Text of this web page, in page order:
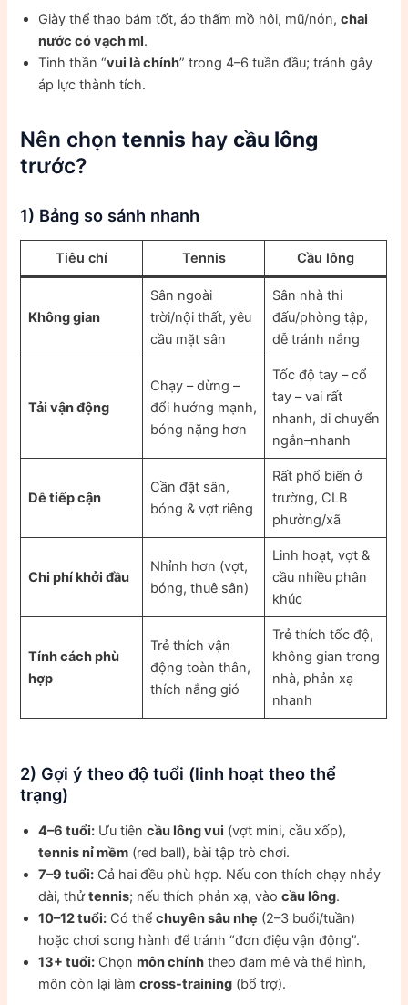
Giày thể thao bám tốt, áo thấm mồ hôi, mũ/nón,chai
nước có vạch ml.
Tinh thần “vui là chính” trong 4–6 tuần đầu; tránh gây
áp lực thành tích.
Nên chọntennis hay cầu lông
trước?
1) Bảng so sánh nhanh
Tiêu chí Tennis Cầu lông
Không gian
Sân ngoài
trời/nội thất, yêu
cầu mặt sân
Sân nhà thi
đấu/phòng tập,
dễ tránh nắng
Tải vận động
Chạy – dừng –
đổi hướng mạnh,
bóng nặng hơn
Tốc độ tay – cổ
tay – vai rất
nhanh, di chuyển
ngắn–nhanh
Dễ tiếp cận
Cần đặt sân,
bóng & vợt riêng
Rất phổ biến ở
trường, CLB
phường/xã
Chi phí khởi đầu
Nhỉnh hơn (vợt,
bóng, thuê sân)
Linh hoạt, vợt &
cầu nhiều phân
khúc
Tính cách phù
hợp
Trẻ thích vận
động toàn thân,
thích nắng gió
Trẻ thích tốc độ,
không gian trong
nhà, phản xạ
nhanh
2) Gợi ý theo độ tuổi (linh hoạt theo thể
trạng)
4–6 tuổi: Ưu tiêncầu lông vui (vợt mini, cầu xốp),
tennis nỉ mềm (red ball), bài tập trò chơi.
7–9 tuổi: Cả hai đều phù hợp. Nếu con thích chạy nhảy
dài, thửtennis; nếu thích phản xạ, vàocầu lông.
10–12 tuổi: Có thểchuyên sâu nhẹ (2–3 buổi/tuần)
hoặc chơi song hành để tránh “đơn điệu vận động”.
13+ tuổi: Chọnmôn chính theo đam mê và thể hình,
môn còn lại làmcross-training (bổ trợ).